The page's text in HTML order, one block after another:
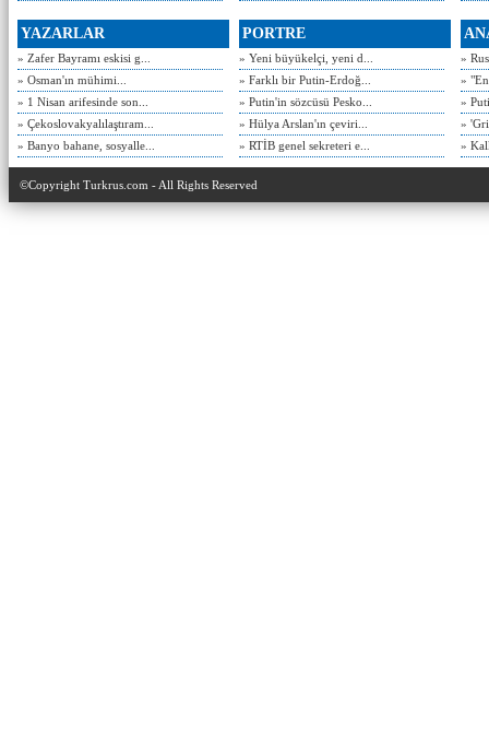
YAZARLAR
» Zafer Bayramı eskisi g...
» Osman'ın mühimi...
» 1 Nisan arifesinde son...
» Çekoslovakyalılaştıram...
» Banyo bahane, sosyalle...
PORTRE
» Yeni büyükelçi, yeni d...
» Farklı bir Putin-Erdoğ...
» Putin'in sözcüsü Pesko...
» Hülya Arslan'ın çeviri...
» RTİB genel sekreteri e...
»
»
»
»
»
©Copyright Turkrus.com - All Rights Reserved